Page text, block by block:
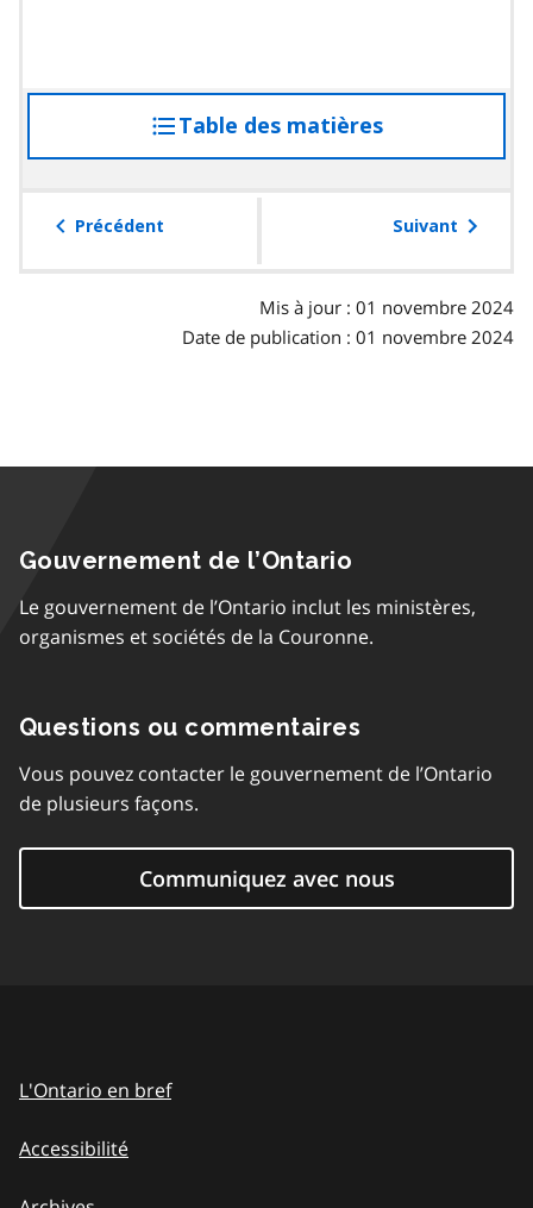
Table des matières
à
table
Précédent Suivant
Mis à jour : 01 novembre 2024
Date de publication : 01 novembre 2024
Gouvernement de l’Ontario
Le gouvernement de l’Ontario inclut les ministères,
organismes et sociétés de la Couronne.
Questions ou commentaires
Vous pouvez contacter le gouvernement de l’Ontario
de plusieurs façons.
Communiquez avec nous
L'Ontario en bref
Accessibilité